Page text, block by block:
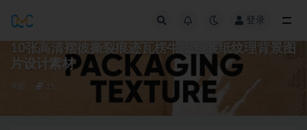
登录
10张高清褶彼撕裂痕迹瓦楞牛皮包装纸纹理背景图
片设计素材
15